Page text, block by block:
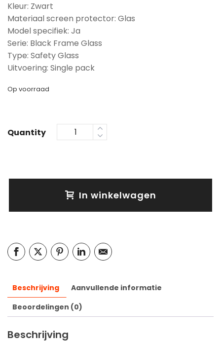
Kleur: Zwart
Materiaal screen protector: Glas
Model specifiek: Ja
Serie: Black Frame Glass
Type: Safety Glass
Uitvoering: Single pack
Op voorraad
Quantity
In winkelwagen
Beschrijving
Aanvullende informatie
Beoordelingen (0)
Beschrijving